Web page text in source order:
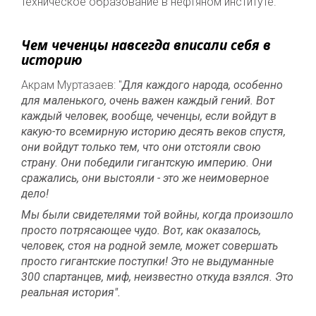
Чем чеченцы навсегда вписали себя в
историю
Акрам Муртазаев: "Для каждого народа, особенно
для маленького, очень важен каждый гений. Вот
каждый человек, вообще, чеченцы, если войдут в
какую-то всемирную историю десять веков спустя,
они войдут только тем, что они отстояли свою
страну. Они победили гигантскую империю. Они
сражались, они выстояли - это же неимоверное
дело!
Мы были свидетелями той войны, когда произошло
просто потрясающее чудо. Вот, как оказалось,
человек, стоя на родной земле, может совершать
просто гигантские поступки! Это не выдуманные
300 спартанцев, миф, неизвестно откуда взялся. Это
реальная история".